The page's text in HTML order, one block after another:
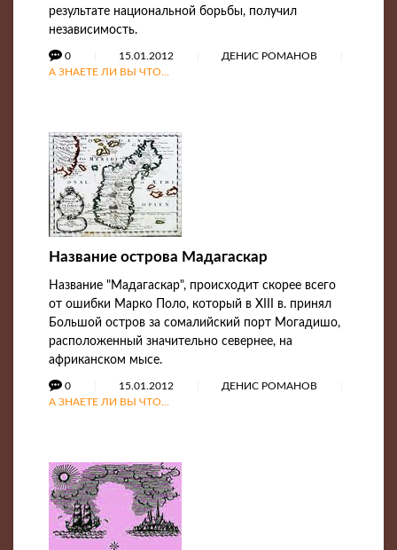
результате национальной борьбы, получил
независимость.
0 15.01.2012
ДЕНИС РОМАНОВ
А ЗНАЕТЕ ЛИ ВЫ ЧТО...
Название острова Мадагаскар
Название "Мадагаскар", происходит скорее всего
от ошибки Марко Поло, который в XIII в. принял
Большой остров за сомалийский порт Могадишо,
расположенный значительно севернее, на
африканском мысе.
0 15.01.2012
ДЕНИС РОМАНОВ
А ЗНАЕТЕ ЛИ ВЫ ЧТО...